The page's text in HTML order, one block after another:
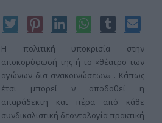
Η πολιτική υποκρισία στην
αποκορύφωσή της ή το «θέατρο των
αγώνων δια ανακοινώσεων» . Κάπως
έτσι μπορεί ν αποδοθεί η
απαράδεκτη και πέρα από κάθε
συνδικαλιστική δεοντολογία πρακτική